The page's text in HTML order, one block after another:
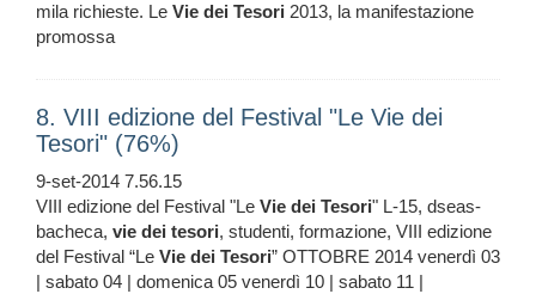
mila richieste. Le Vie dei Tesori 2013, la manifestazione
promossa
8. VIII edizione del Festival "Le Vie dei
Tesori" (76%)
9-set-2014 7.56.15
VIII edizione del Festival "Le Vie dei Tesori" L-15, dseas-
bacheca, vie dei tesori, studenti, formazione, VIII edizione
del Festival “Le Vie dei Tesori” OTTOBRE 2014 venerdì 03
| sabato 04 | domenica 05 venerdì 10 | sabato 11 |